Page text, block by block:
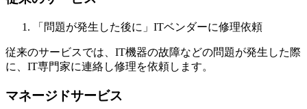
「問題が発生した後に」ITベンダーに修理依頼
従来のサービスでは、IT機器の故障などの問題が発生した際
に、IT専門家に連絡し修理を依頼します。
マネージドサービス